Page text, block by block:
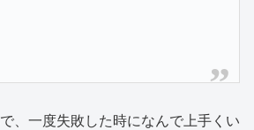
、一度失敗した時になんで上手くい